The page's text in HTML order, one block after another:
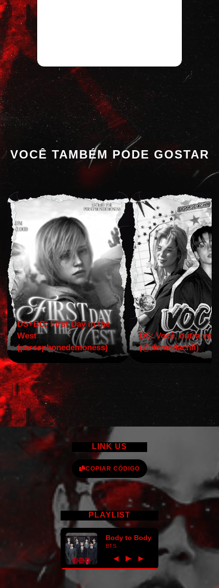
VOCÊ TAMBÉM PODE GOSTAR
DS+BC: First Day in the
West
(persephonedemoness)
DS: Você, outra vez!
(@domodachii)
LINK US
COPIAR CÓDIGO
PLAYLIST
Body to Body
BTS
◀ ► ▶